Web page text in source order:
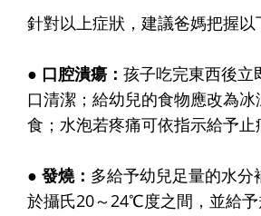
針對以上症狀，建議爸媽把握以
● 口腔潰瘍： 孩子吃完東西後立
口清潔；給幼兒的食物應改為
食；水泡若疼痛可依指示給予止
● 發燒： 多給予幼兒足量的水分
於攝氏20～24℃度之間，並給予